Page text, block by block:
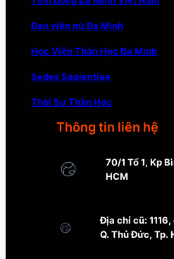
Đan viện nữ Đa Minh
Học Viện Thần Học Đa Minh
Sedes Sapientiae
Thời Sự Thần Học
Thông tin liên hệ
70/1 Tổ 1, Kp
HCM
Địa chỉ cũ: 1116,
Q. Thủ Đức, Tp.